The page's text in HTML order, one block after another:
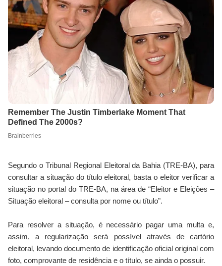
Segundo o Tribunal Regional Eleitoral da Bahia (TRE-BA), para
consultar a situação do título eleitoral, basta o eleitor verificar a
situação no portal do TRE-BA, na área de “Eleitor e Eleições –
Situação eleitoral – consulta por nome ou título”.
Para resolver a situação, é necessário pagar uma multa e,
assim, a regularização será possível através de cartório
eleitoral, levando documento de identificação oficial original com
foto, comprovante de residência e o título, se ainda o possuir.